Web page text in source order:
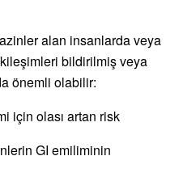
alan insanlarda veya
bildirilmiş veya
önemli olabilir:
için olası artan risk
GI emiliminin